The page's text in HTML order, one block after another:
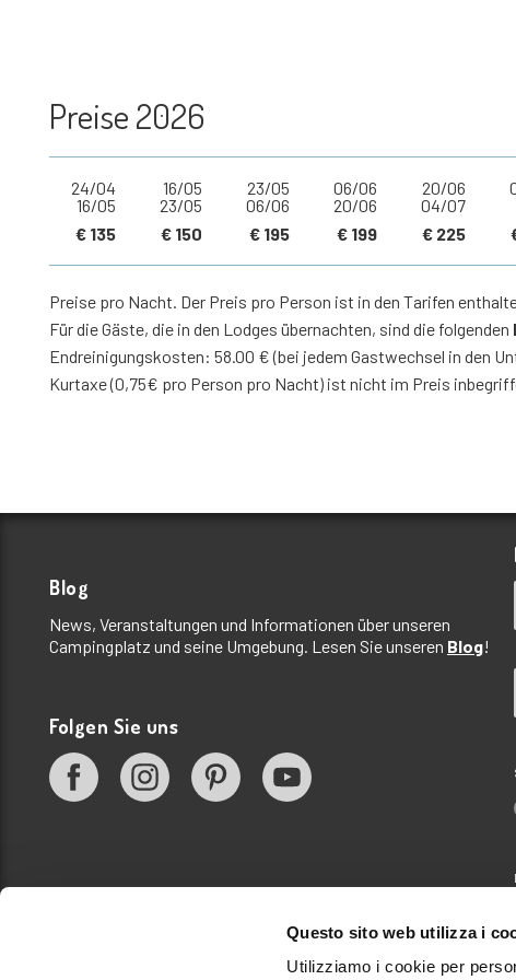
Questo sito web utilizza i
Utilizziamo i cookie per
Preise 2026
24/04
16/05
€ 135
16/05
23/05
€ 150
23/05
06/06
€ 195
06/06
20/06
€ 199
20/06
04/07
€ 225
Preise pro Nacht. Der Preis pro Person ist in den Tarifen
Für die Gäste, die in den Lodges übernachten, sind die folgenden
Endreinigungskosten: 58.00 € (bei jedem Gastwechsel in den
Kurtaxe (0,75€ pro Person pro Nacht) ist nicht im Preis
Blog
News, Veranstaltungen und Informationen über unseren
Campingplatz und seine Umgebung. Lesen Sie unseren Blog!
Folgen Sie uns